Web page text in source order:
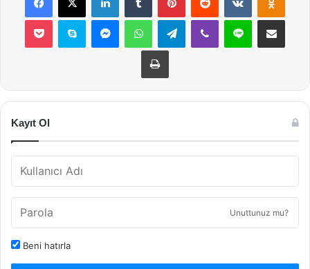
Pocket Skype MessengerWhatsAppTelegramViber Line E-Posta ile
Yazdır
Kayıt Ol
Unuttunuz mu?
Beni hatırla